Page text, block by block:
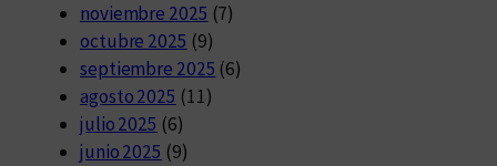
noviembre 2025 (7)
octubre 2025 (9)
septiembre 2025 (6)
agosto 2025 (11)
julio 2025 (6)
junio 2025 (9)